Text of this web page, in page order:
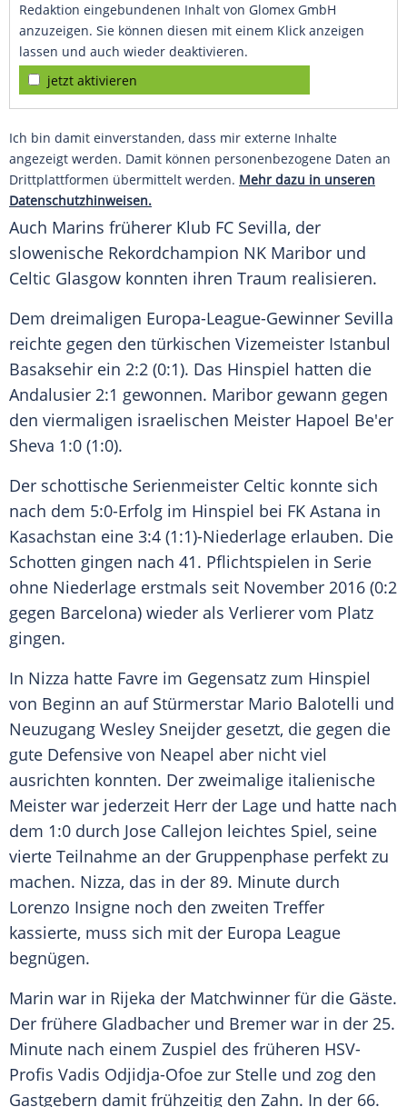
Redaktion eingebundenen Inhalt von Glomex GmbH
anzuzeigen. Sie können diesen mit einem Klick anzeigen
lassen und auch wieder deaktivieren.
jetzt aktivieren
Ich bin damit einverstanden, dass mir externe Inhalte
angezeigt werden. Damit können personenbezogene Daten an
Drittplattformen übermittelt werden. Mehr dazu in unseren
Datenschutzhinweisen.
Auch Marins früherer Klub FC Sevilla, der
slowenische Rekordchampion NK Maribor und
Celtic Glasgow konnten ihren Traum realisieren.
Dem dreimaligen Europa-League-Gewinner Sevilla
reichte gegen den türkischen Vizemeister Istanbul
Basaksehir ein 2:2 (0:1). Das Hinspiel hatten die
Andalusier 2:1 gewonnen. Maribor gewann gegen
den viermaligen israelischen Meister Hapoel Be'er
Sheva 1:0 (1:0).
Der schottische Serienmeister Celtic konnte sich
nach dem 5:0-Erfolg im Hinspiel bei FK Astana in
Kasachstan eine 3:4 (1:1)-Niederlage erlauben. Die
Schotten gingen nach 41. Pflichtspielen in Serie
ohne Niederlage erstmals seit November 2016 (0:2
gegen Barcelona) wieder als Verlierer vom Platz
gingen.
In Nizza hatte Favre im Gegensatz zum Hinspiel
von Beginn an auf Stürmerstar Mario Balotelli und
Neuzugang Wesley Sneijder gesetzt, die gegen die
gute Defensive von Neapel aber nicht viel
ausrichten konnten. Der zweimalige italienische
Meister war jederzeit Herr der Lage und hatte nach
dem 1:0 durch Jose Callejon leichtes Spiel, seine
vierte Teilnahme an der Gruppenphase perfekt zu
machen. Nizza, das in der 89. Minute durch
Lorenzo Insigne noch den zweiten Treffer
kassierte, muss sich mit der Europa League
begnügen.
Marin war in Rijeka der Matchwinner für die Gäste.
Der frühere Gladbacher und Bremer war in der 25.
Minute nach einem Zuspiel des früheren HSV-
Profis Vadis Odjidja-Ofoe zur Stelle und zog den
Gastgebern damit frühzeitig den Zahn. In der 66.